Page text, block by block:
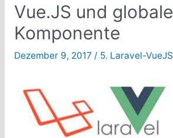
Vue.JS und globale
Komponente
Dezember 9, 2017 / 5. Laravel-VueJS